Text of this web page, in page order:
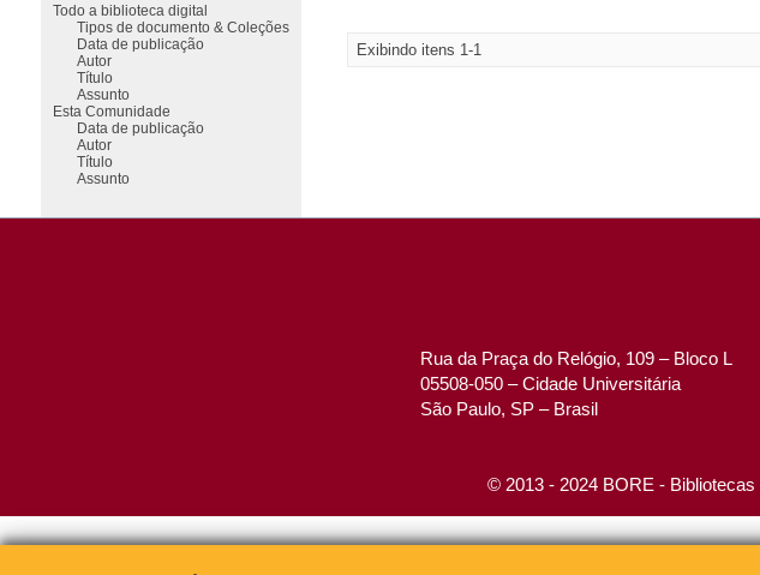
Exibindo itens 1-1
Todo a biblioteca digital
Tipos de documento & Coleções
Data de publicação
Autor
Título
Assunto
Esta Comunidade
Data de publicação
Autor
Título
Assunto
Rua da Praça do Relógio, 109 – Bloco L
05508-050 – Cidade Universitária
São Paulo, SP – Brasil
© 2013 - 2024 BORE -